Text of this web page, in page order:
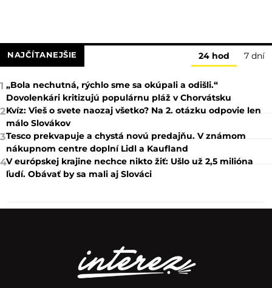
NAJČÍTANEJŠIE 24 hod 7 dní
1 „Bola nechutná, rýchlo sme sa okúpali a odišli.“
Dovolenkári kritizujú populárnu pláž v Chorvátsku
2Kvíz: Vieš o svete naozaj všetko? Na 2. otázku odpovie len
málo Slovákov
3Tesco prekvapuje a chystá novú predajňu. V známom
nákupnom centre doplní Lidl a Kaufland
4V európskej krajine nechce nikto žiť: Ušlo už 2,5 milióna
ľudí. Obávať by sa mali aj Slováci